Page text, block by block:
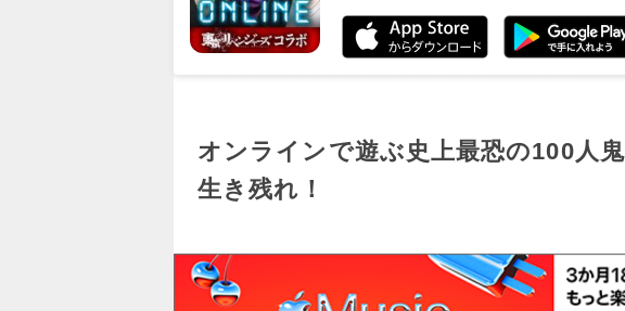
オンラインで遊ぶ史上最恐の100人
生き残れ！